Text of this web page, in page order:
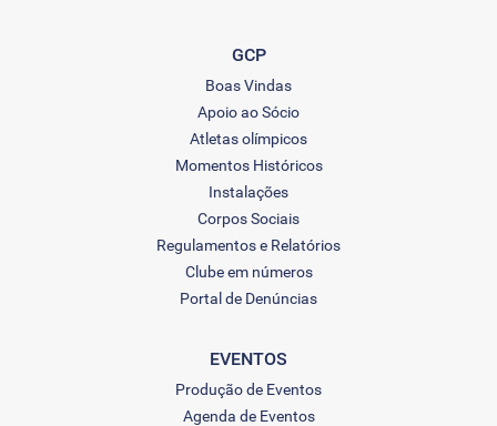
GCP
Boas Vindas
Apoio ao Sócio
Atletas olímpicos
Momentos Históricos
Instalações
Corpos Sociais
Regulamentos e Relatórios
Clube em números
Portal de Denúncias
EVENTOS
Produção de Eventos
Agenda de Eventos